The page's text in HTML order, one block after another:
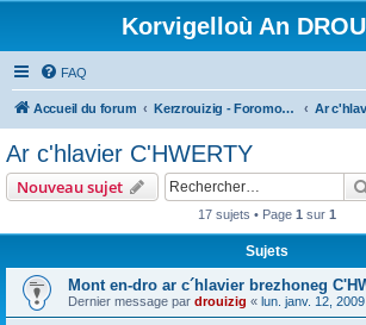
Korvigelloù An
FAQ
Accueil du forum Kerzrouizig - Foromoù An Drouizig Ar
Ar c'hlavier C'HWERTY
Nouveau sujet
17 sujets • Page 1 sur 1
Sujets
Mont en-dro ar c´hlavier brezhoneg
Dernier message par drouizig « lun. janv. 12,